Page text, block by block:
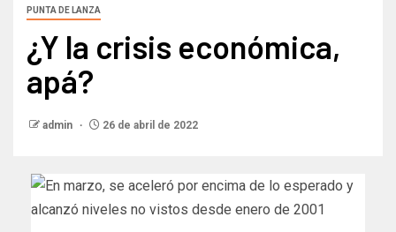
PUNTA DE LANZA
¿Y la crisis económica,
apá?
admin 26 de abril de 2022